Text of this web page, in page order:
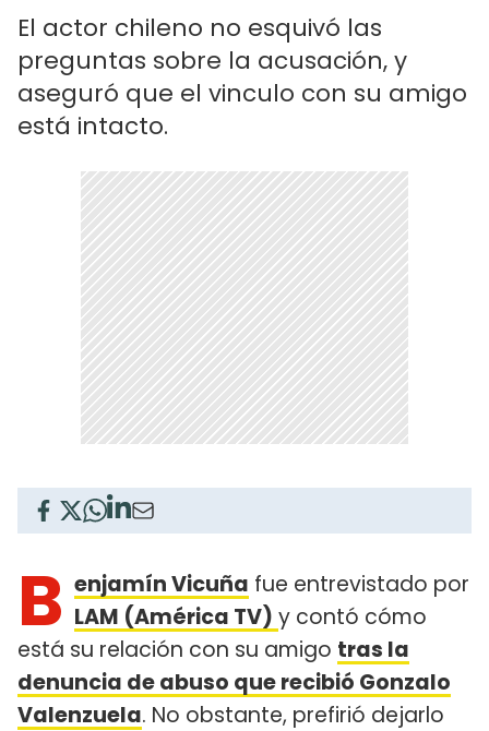
El actor chileno no esquivó las
preguntas sobre la acusación, y
aseguró que el vinculo con su amigo
está intacto.
B enjamín Vicuña fue entrevistado por
LAM (América TV) y contó cómo
está su relación con su amigo tras la
denuncia de abuso que recibió Gonzalo
Valenzuela. No obstante, prefirió dejarlo